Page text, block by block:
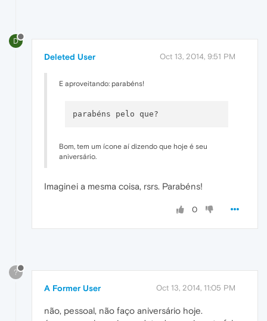
D
Deleted User Oct 13, 2014, 9:51 PM
E aproveitando: parabéns!
Bom, tem um ícone aí dizendo que hoje é seu
aniversário.
Imaginei a mesma coisa, rsrs. Parabéns!
0
?
A Former User Oct 13, 2014, 11:05 PM
não, pessoal, não faço aniversário hoje.